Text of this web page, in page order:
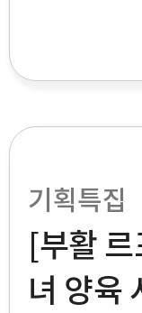
기획특집
[부활
녀 양육